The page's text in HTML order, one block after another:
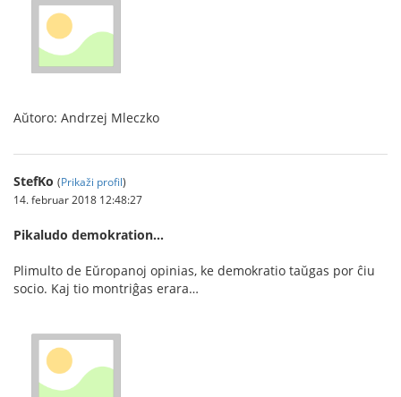
Aŭtoro: Andrzej Mleczko
StefKo (Prikaži profil)
14. februar 2018 12:48:27
Pikaludo demokration…
Plimulto de Eŭropanoj opinias, ke demokratio taŭgas por ĉiu
socio. Kaj tio montriĝas erara…